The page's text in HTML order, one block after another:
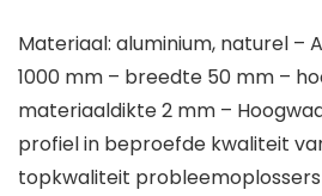
Materiaal: aluminium, naturel –
1000 mm – breedte 50 mm –
materiaaldikte 2 mm –
profiel in beproefde kwaliteit
topkwaliteit